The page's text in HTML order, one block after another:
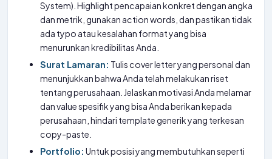
System). Highlight pencapaian konkret dengan angka
dan metrik, gunakan action words, dan pastikan tidak
ada typo atau kesalahan format yang bisa
menurunkan kredibilitas Anda.
Surat Lamaran: Tulis cover letter yang personal dan
menunjukkan bahwa Anda telah melakukan riset
tentang perusahaan. Jelaskan motivasi Anda melamar
dan value spesifik yang bisa Anda berikan kepada
perusahaan, hindari template generik yang terkesan
copy-paste.
Portfolio: Untuk posisi yang membutuhkan seperti